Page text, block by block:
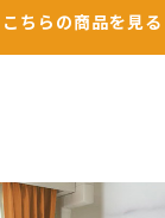
こちらの商品を見る